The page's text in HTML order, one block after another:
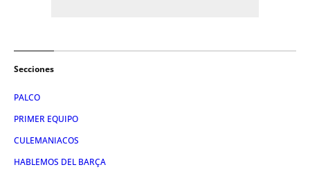
Secciones
PALCO
PRIMER EQUIPO
CULEMANIACOS
HABLEMOS DEL BARÇA